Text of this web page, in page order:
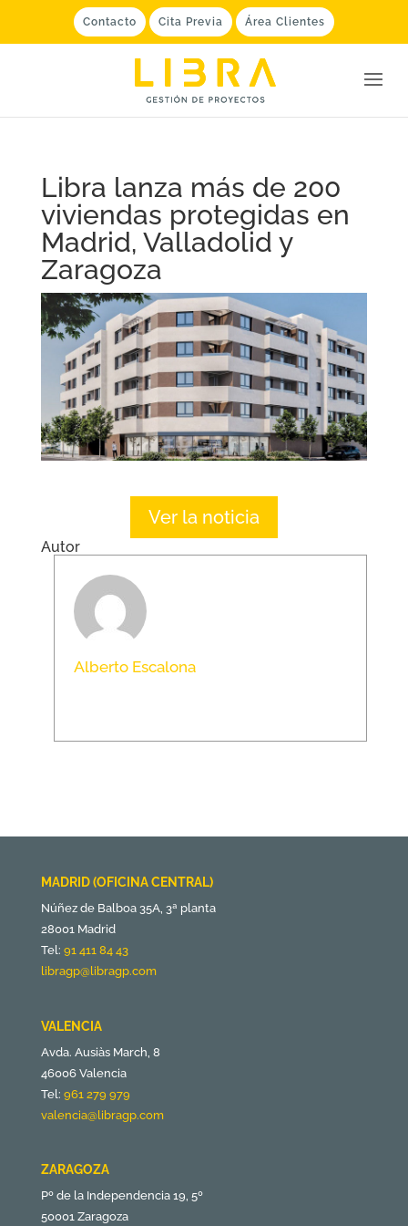
Contacto Cita Previa Área Clientes
Libra lanza más de 200
viviendas protegidas en
Madrid, Valladolid y
Zaragoza
Ver la noticia
Autor
Alberto Escalona
MADRID (OFICINA CENTRAL)
Núñez de Balboa 35A, 3ª planta
28001 Madrid
Tel: 91 411 84 43
libragp@libragp.com
VALENCIA
Avda. Ausiàs March, 8
46006 Valencia
Tel: 961 279 979
valencia@libragp.com
ZARAGOZA
Pº de la Independencia 19, 5º
50001 Zaragoza